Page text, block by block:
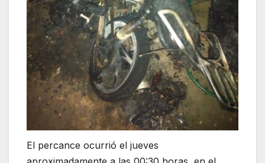
El percance ocurrió el jueves